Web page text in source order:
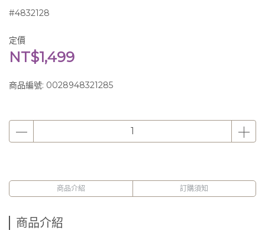
#4832128
定價
NT$1,499
商品編號: 0028948321285
商品介紹 訂購須知
商品介紹